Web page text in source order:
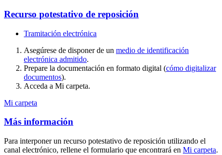
Recurso potestativo de reposición
Tramitación electrónica
Asegúrese de disponer de un medio de identificación
electrónica admitido.
Prepare la documentación en formato digital (cómo digitalizar
documentos).
Acceda a Mi carpeta.
Mi carpeta
Más información
Para interponer un recurso potestativo de reposición utilizando el
canal electrónico, rellene el formulario que encontrará en Mi carpeta.